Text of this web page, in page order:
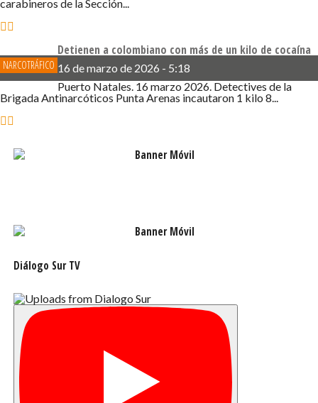
carabineros de la Sección...
NARCOTRÁFICO
Detienen a colombiano con más de un kilo de cocaína
16 de marzo de 2026 - 5:18
Puerto Natales. 16 marzo 2026. Detectives de la
Brigada Antinarcóticos Punta Arenas incautaron 1 kilo 8...
Diálogo Sur TV